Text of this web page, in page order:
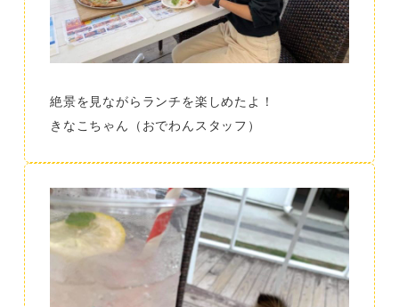
絶景を見ながらランチを楽しめたよ！
きなこちゃん（おでわんスタッフ）